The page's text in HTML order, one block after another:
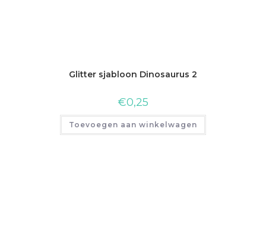
Glitter sjabloon Dinosaurus 2
€0,25
Toevoegen aan winkelwagen